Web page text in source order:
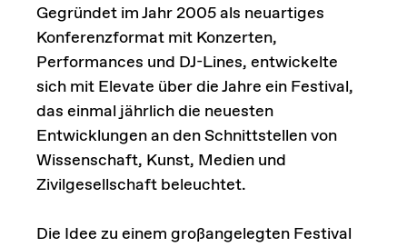
Gegründet im Jahr 2005 als neuartiges
Konferenzformat mit Konzerten,
Performances und DJ-Lines, entwickelte
sich mit Elevate über die Jahre ein Festival,
das einmal jährlich die neuesten
Entwicklungen an den Schnittstellen von
Wissenschaft, Kunst, Medien und
Zivilgesellschaft beleuchtet.
Die Idee zu einem großangelegten Festival